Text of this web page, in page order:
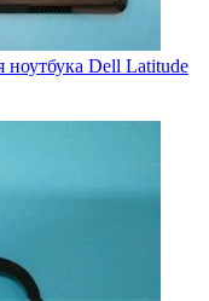
ноутбука Dell Latitude